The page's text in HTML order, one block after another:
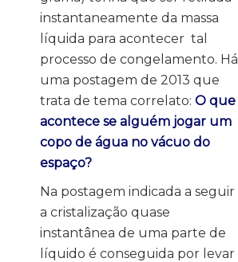
instantaneamente da massa
líquida para acontecer tal
processo de congelamento. Há
uma postagem de 2013 que
trata de tema correlato: O que
acontece se alguém jogar um
copo de água no vácuo do
espaço?
Na postagem indicada a seguir
a cristalização quase
instantânea de uma parte de
líquido é conseguida por levar